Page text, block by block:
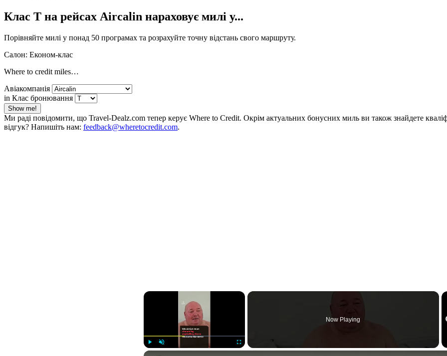
Клас T на рейсах Aircalin нараховує милі у...
Порівняйте милі у понад 50 програмах та розрахуйте точну відстань свого маршруту.
Салон: Економ-клас
Where to credit miles…
Авіакомпанія
in Клас бронювання
Show me!
Ми раді повідомити, що Travel-Dealz.com тепер керує Where to Credit. Окрім актуальних бонусних миль ви також знайдете
відгук? Напишіть нам: feedback@wheretocredit.com.
×
Now Playing